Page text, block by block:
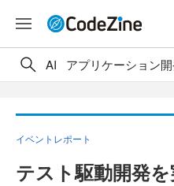
AI アプリケーション
イベントレポート
テスト駆動開発